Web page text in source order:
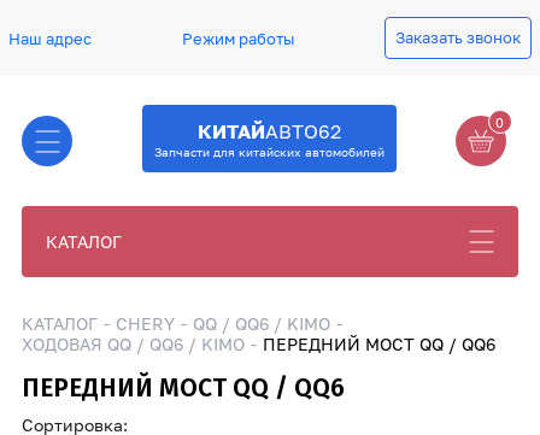
Наш адрес Режим работы Заказать звонок
КИТАЙАВТО62
Запчасти для китайских автомобилей
0
КАТАЛОГ
КАТАЛОГ CHERY
QQ / QQ6 / KIMO
ХОДОВАЯ QQ / QQ6 / KIMO
ПЕРЕДНИЙ МОСТ QQ / QQ6
ПЕРЕДНИЙ МОСТ QQ / QQ6
Сортировка: